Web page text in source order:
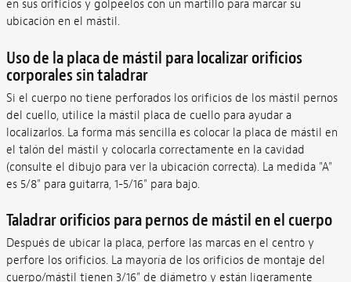
en sus orificios y golpeelos con un martillo para marcar su
ubicación en el mástil.
Uso de la placa de mástil para localizar orificios
corporales sin taladrar
Si el cuerpo no tiene perforados los orificios de los mástil pernos
del cuello, utilice la mástil placa de cuello para ayudar a
localizarlos. La forma más sencilla es colocar la placa de mástil en
el talón del mástil y colocarla correctamente en la cavidad
(consulte el dibujo para ver la ubicación correcta). La medida "A"
es 5/8" para guitarra, 1-5/16" para bajo.
Taladrar orificios para pernos de mástil en el cuerpo
Después de ubicar la placa, perfore las marcas en el centro y
perfore los orificios. La mayoría de los orificios de montaje del
cuerpo/mástil tienen 3/16" de diámetro y están ligeramente